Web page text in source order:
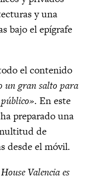
y una
bajo el epígrafe
el contenido
un gran salto para
. En este
preparado una
de
desde el móvil.
Valencia es